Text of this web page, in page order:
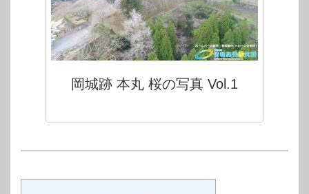
岡城跡 本丸 桜の写真 Vol.1